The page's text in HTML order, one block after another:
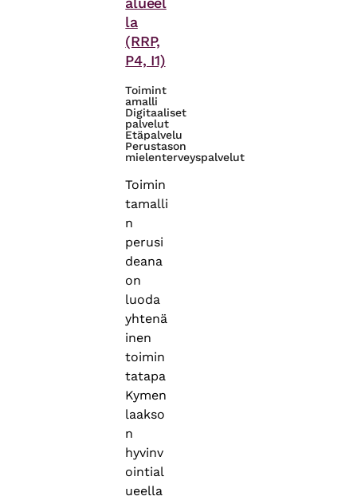
la
(RRP,
P4, I1)
Toimint
amalli
Digitaaliset
palvelut
Etäpalvelu
Perustason
mielenterveyspalvelut
Toimin
tamalli
n
perusi
deana
on
luoda
yhtenä
inen
toimin
tatapa
Kymen
laakso
n
hyvinv
ointial
ueella